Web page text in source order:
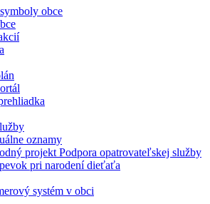
obce
oznamy
projekt Podpora opatrovateľskej služby
pri narodení dieťaťa
systém v obci